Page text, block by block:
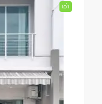
เช่า